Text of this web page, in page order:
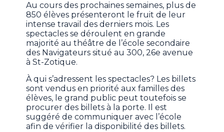
Au cours des prochaines semaines, plus de
850 élèves présenteront le fruit de leur
intense travail des derniers mois. Les
spectacles se déroulent en grande
majorité au théâtre de l’école secondaire
des Navigateurs situé au 300, 26e avenue
à St-Zotique.
À qui s’adressent les spectacles? Les billets
sont vendus en priorité aux familles des
élèves, le grand public peut toutefois se
procurer des billets à la porte. Il est
suggéré de communiquer avec l’école
afin de vérifier la disponibilité des billets.